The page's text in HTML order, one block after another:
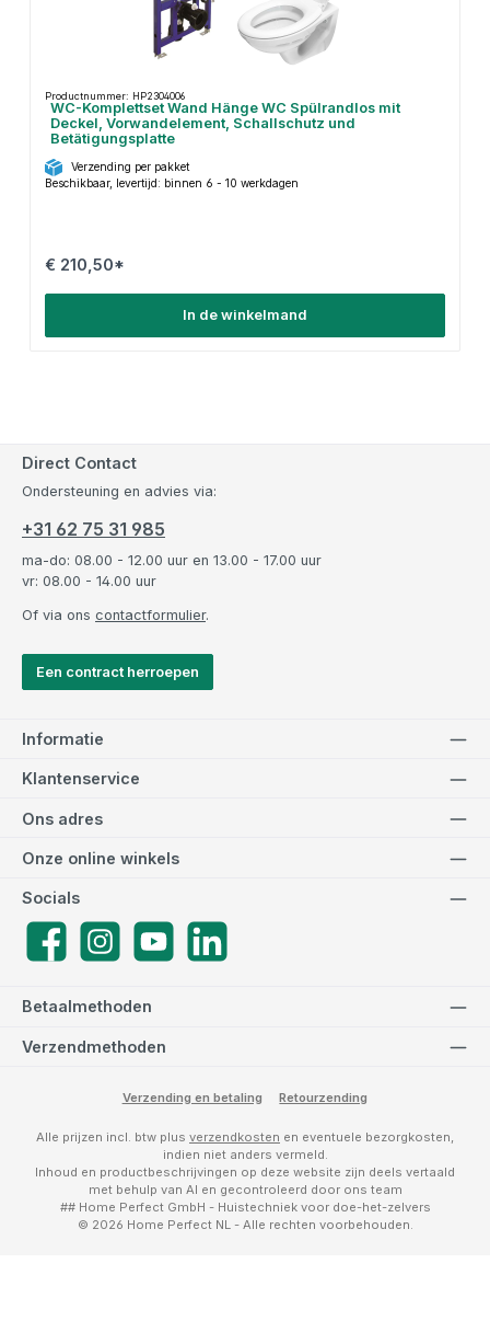
Productnummer: HP2304006
WC-Komplettset Wand Hänge WC Spülrandlos mit
Deckel, Vorwandelement, Schallschutz und
Betätigungsplatte
Verzending per pakket
Beschikbaar, levertijd: binnen 6 - 10 werkdagen
€ 210,50*
In de winkelmand
Direct Contact
Ondersteuning en advies via:
+31 62 75 31 985
ma-do: 08.00 - 12.00 uur en 13.00 - 17.00 uur
vr: 08.00 - 14.00 uur
Of via ons contactformulier.
Een contract herroepen
Informatie
Klantenservice
Betaalmethoden
Verzendmethoden
Ons adres
Socials
FacebookInstagramYouTube
Onze online winkels
Verzending en betaling Retourzending
Alle prijzen incl. btw plus verzendkosten en eventuele bezorgkosten,
indien niet anders vermeld.
Inhoud en productbeschrijvingen op deze website zijn deels vertaald
met behulp van AI en gecontroleerd door ons team
## Home Perfect GmbH - Huistechniek voor doe-het-zelvers
© 2026 Home Perfect NL - Alle rechten voorbehouden.